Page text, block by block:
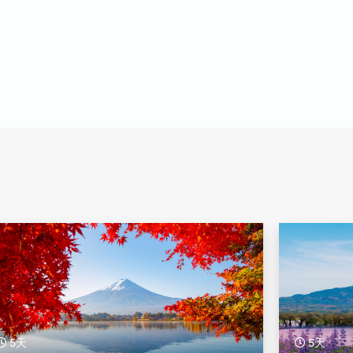
5天 5天